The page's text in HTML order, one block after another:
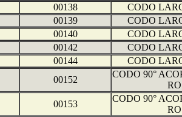
00138 CODO
00139 CODO
00140 CODO
00142 CODO
00144 CODO
00152
CODO 90°
00153
CODO 90°